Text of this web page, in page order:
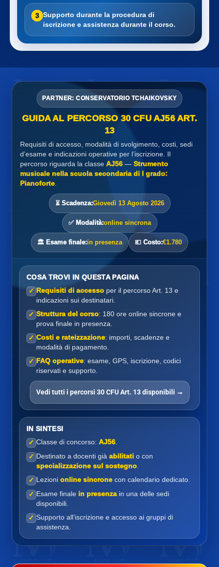
3 Supporto durante la procedura di
iscrizione e assistenza durante il corso.
PARTNER: CONSERVATORIO TCHAIKOVSKY
GUIDA AL PERCORSO 30 CFU AJ56 ART.
13
Requisiti di accesso, modalità di svolgimento, costi, sedi
d’esame e indicazioni operative per l’iscrizione. Il
percorso riguarda la classe AJ56 — Strumento
musicale nella scuola secondaria di I grado:
Pianoforte
⏳ Scadenza:Giovedì 13 Agosto 2026
✅ Modalità:online sincrona
🏛️ Esame finale:in presenza 💶 Costo:€1.780
COSA TROVI IN QUESTA PAGINA
✓ Requisiti di accesso per il percorso Art. 13 e
indicazioni sui destinatari.
✓ Struttura del corso: 180 ore online sincrone e
prova finale in presenza.
✓ Costi e rateizzazione: importi, scadenze e
modalità di pagamento.
✓ FAQ operative: esame, GPS, iscrizione, codici
riservati e supporto.
Vedi tutti i percorsi 30 CFU Art. 13 disponibili →
IN SINTESI
✓ Classe di concorso: AJ56
✓ Destinato a docenti già abilitati o con
specializzazione sul sostegno
✓ Lezioni online sincrone con calendario dedicato.
✓ Esame finale in presenzain una delle sedi
disponibili.
✓ Supporto all’iscrizione e accesso ai gruppi di
assistenza.